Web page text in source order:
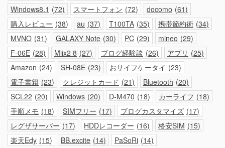
Windows8.1
72 スマートフォン 72 docomo 61
購入レビュー 38 au 37 T100TA 35 携帯節約術 34
MVNO 31 GALAXY Note 30 PC 29 mineo 29
F-06E 28 Miix2 8 27 ブログ経験談 26 アプリ
25
Amazon 24 SH-08E 23 おサイフケータイ 23
電子書籍 23 クレジットカード 21 Bluetooth 20
SCL22 20 Windows 20 D-M470 18 カーライフ
18
手順メモ 18 SIMフリー 17 ブログカスタマイズ 17
レグザサーバー 17 HDDレコーダー 16 格安SIM 15
楽天Edy 15 BB.excite 14 PaSoRi 14